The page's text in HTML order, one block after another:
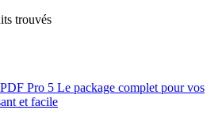
trouvés
PDF Pro 5 Le package complet pour vos
et facile